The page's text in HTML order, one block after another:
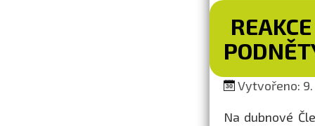
Vytvořeno: 9.
Na dubnové